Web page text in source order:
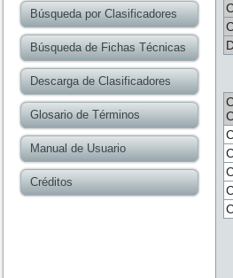
Búsqueda por Clasificadores
Búsqueda de Fichas Técnicas
Descarga de Clasificadores
Glosario de Términos
Manual de Usuario
Créditos